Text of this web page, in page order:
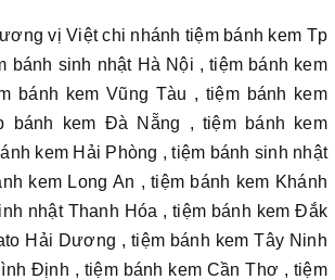
vị Việt chi nhánh tiệm bánh kem Tp
bánh sinh nhật Hà Nội , tiệm bánh kem
bánh kem Vũng Tàu , tiệm bánh kem
bánh kem Đà Nẵng , tiệm bánh kem
kem Hải Phòng , tiệm bánh sinh nhật
kem Long An , tiệm bánh kem Khánh
nhật Thanh Hóa , tiệm bánh kem Đắk
Hải Dương , tiệm bánh kem Tây Ninh
Định , tiệm bánh kem Cần Thơ , tiệm